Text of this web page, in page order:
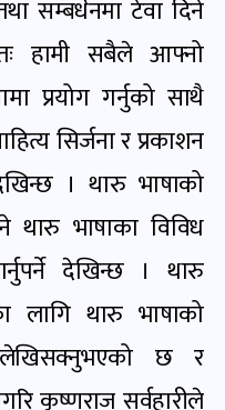
सम्बर्धनमा टेवा दिने
हामी सबैले आफ्नो
प्रयोग गर्नुको साथै
सिर्जना र प्रकाशन
। थारु भाषाको
थारु भाषाका विविध
देखिन्छ । थारु
लागि थारु भाषाको
छ र